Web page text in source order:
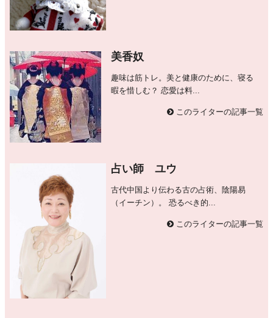
美香奴
趣味は筋トレ。美と健康のために、寝る
暇を惜しむ？ 恋愛は料...
このライターの記事一覧
占い師 ユウ
古代中国より伝わる古の占術、陰陽易
（イーチン）。 恐るべき的...
このライターの記事一覧